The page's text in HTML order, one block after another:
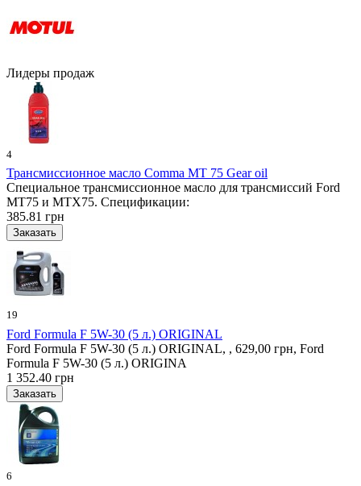
Лидеры продаж
4
Трансмиссионное масло Comma MT 75 Gear oil
Специальное трансмиссионное масло для трансмиссий Ford
MT75 и MTX75. Спецификации:
385.81 грн
19
Ford Formula F 5W-30 (5 л.) ORIGINAL
Ford Formula F 5W-30 (5 л.) ORIGINAL, , 629,00 грн, Ford
Formula F 5W-30 (5 л.) ORIGINA
1 352.40 грн
6